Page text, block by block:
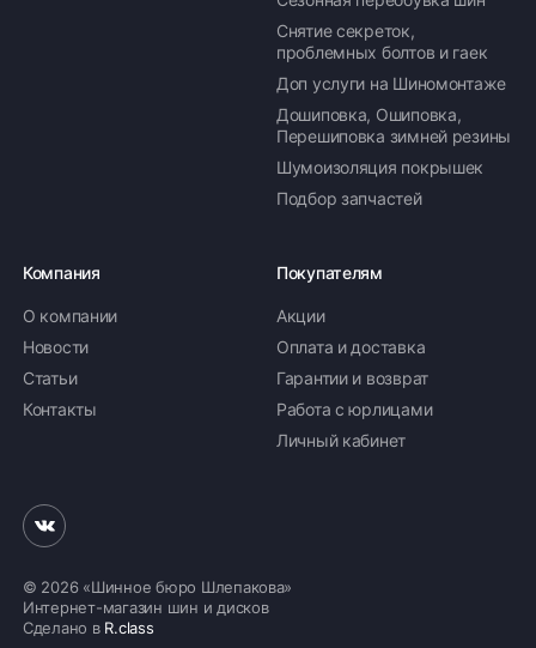
Снятие секреток,
проблемных болтов и гаек
Доп услуги на Шиномонтаже
Дошиповка, Ошиповка,
Перешиповка зимней резины
Шумоизоляция покрышек
Подбор запчастей
Компания
О компании
Новости
Статьи
Контакты
Покупателям
Акции
Оплата и доставка
Гарантии и возврат
Работа с юрлицами
Личный кабинет
© 2026 «Шинное бюро Шлепакова»
Интернет-магазин шин и дисков
Сделано в R.class